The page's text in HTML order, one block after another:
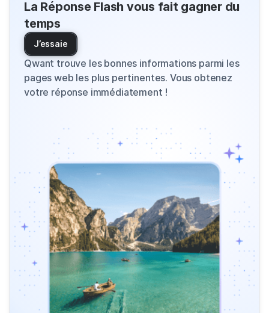
La Réponse Flash vous fait gagner du
temps
J’essaie
Qwant trouve les bonnes informations parmi les
pages web les plus pertinentes. Vous obtenez
votre réponse immédiatement !